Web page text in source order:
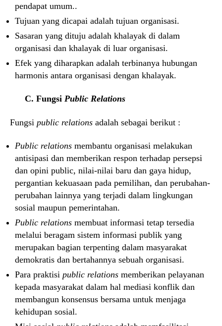
pendapat umum..
Tujuan yang dicapai adalah tujuan organisasi.
Sasaran yang dituju adalah khalayak di dalam
organisasi dan khalayak di luar organisasi.
Efek yang diharapkan adalah terbinanya hubungan
harmonis antara organisasi dengan khalayak.
C. Fungsi Public Relations
Fungsi public relations adalah sebagai berikut :
Public relations membantu organisasi melakukan
antisipasi dan memberikan respon terhadap persepsi
dan opini public, nilai-nilai baru dan gaya hidup,
pergantian kekuasaan pada pemilihan, dan perubahan-
perubahan lainnya yang terjadi dalam lingkungan
sosial maupun pemerintahan.
Public relations membuat informasi tetap tersedia
melalui beragam sistem informasi publik yang
merupakan bagian terpenting dalam masyarakat
demokratis dan bertahannya sebuah organisasi.
Para praktisi public relations memberikan pelayanan
kepada masyarakat dalam hal mediasi konflik dan
membangun konsensus bersama untuk menjaga
kehidupan sosial.